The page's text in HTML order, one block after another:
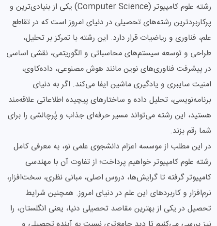
رشته علوم کامپیوتر (Computer Science) یکی از بنیادی‌ترین و
پرکاربردترین رشته‌های تحصیلی در دنیای امروز است که در تقاطع
علم، فناوری و ریاضیات قرار دارد. این رشته با تمرکز بر تحلیل،
طراحی و توسعه سیستم‌های محاسباتی و الگوریتمی، نقشی اساسی
در پیشرفت فناوری‌های نوین مانند هوش مصنوعی، داده‌کاوی،
امنیت سایبری و یادگیری ماشین ایفا می‌کند. اگر به دنیای
برنامه‌نویسی، تحلیل داده و ساختارهای پیچیده اطلاعاتی علاقه‌مند
هستید، این رشته می‌تواند مسیر حرفه‌ای جذاب و پُرچالشی را برای
شما رقم بزند.
در این مطلب از موسسه اعزام دانشجوی علمی نو، به معرفی کامل
رشته علوم کامپیوتر خواهیم پرداخت؛ از تفاوت آن با مهندسی
کامپیوتر گرفته تا گرایش‌ها، دروس اصلی، مبانی نظری، سخت‌افزار،
نرم‌افزار و کاربردهای این علم در دنیای امروز. همچنین شرایط
تحصیل در یکی از بهترین مقاصد تحصیلی دنیا، یعنی انگلستان، را